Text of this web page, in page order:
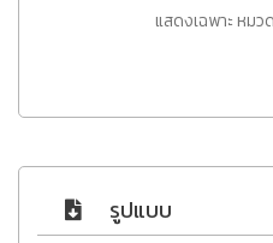
แสดงเฉพาะ หม
รูปแบบ